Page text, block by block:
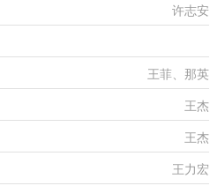
许志安
蒋志光、韦绮姗
王菲、那英
王杰
王杰
王力宏